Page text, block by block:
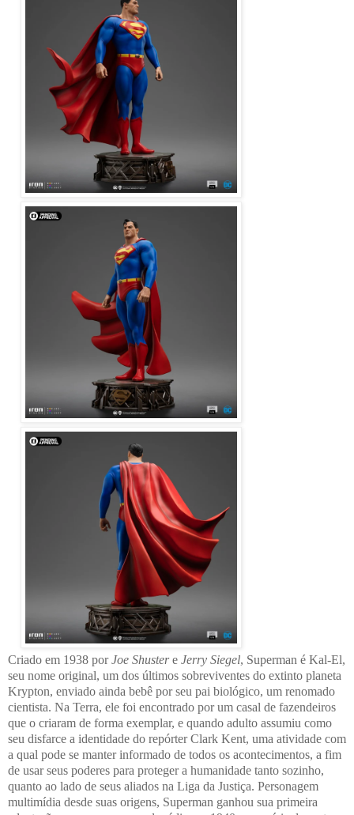
Criado em 1938 porJoe Shustere Jerry Siegel, Superman é Kal-El,
seu nome original, um dos últimos sobreviventes do extinto planeta
Krypton, enviado ainda bebê por seu pai biológico, um renomado
cientista. Na Terra, ele foi encontrado por um casal de fazendeiros
que o criaram de forma exemplar, e quando adulto assumiu como
seu disfarce a identidade do repórter Clark Kent, uma atividade com
a qual pode se manter informado de todos os acontecimentos, a fim
de usar seus poderes para proteger a humanidade tanto sozinho,
quanto ao lado de seus aliados na Liga da Justiça. Personagem
multimídia desde suas origens, Superman ganhou sua primeira